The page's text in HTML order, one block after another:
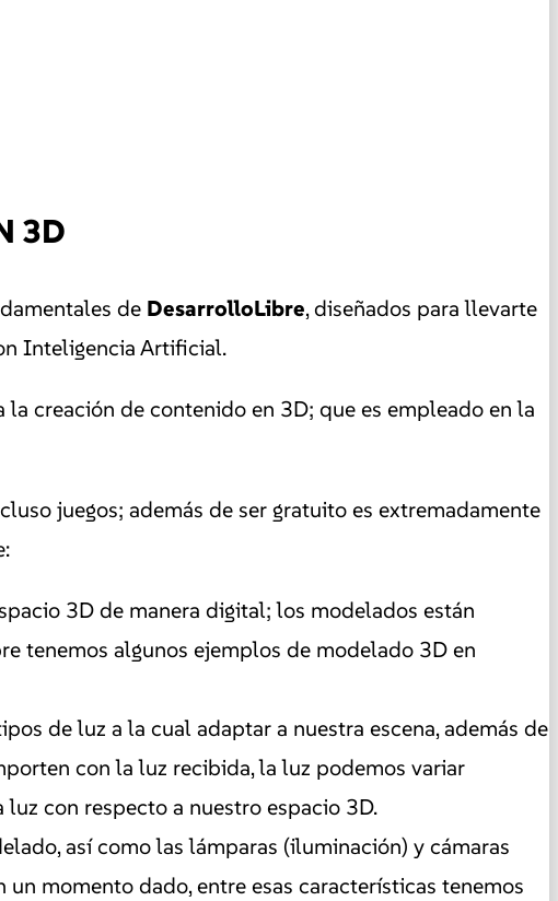
3D
de DesarrolloLibre, diseñados para llevarte
Inteligencia Artificial.
creación de contenido en 3D; que es empleado en la
juegos; además de ser gratuito es extremadamente
3D de manera digital; los modelados están
tenemos algunos ejemplos de modelado 3D en
de luz a la cual adaptar a nuestra escena, además de
con la luz recibida, la luz podemos variar
con respecto a nuestro espacio 3D.
así como las lámparas (iluminación) y cámaras
momento dado, entre esas características tenemos